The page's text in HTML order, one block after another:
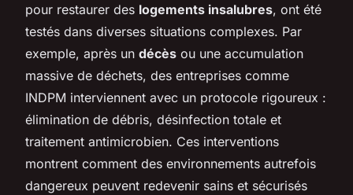
pour restaurer des logements insalubres, ont été
testés dans diverses situations complexes. Par
exemple, après un décès ou une accumulation
massive de déchets, des entreprises comme
INDPM interviennent avec un protocole rigoureux :
élimination de débris, désinfection totale et
traitement antimicrobien. Ces interventions
montrent comment des environnements autrefois
dangereux peuvent redevenir sains et sécurisés